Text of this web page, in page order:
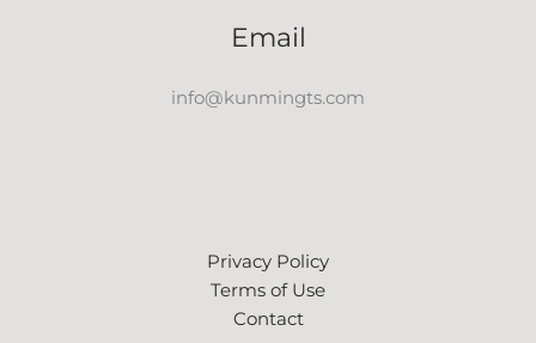
Email
info@kunmingts.com
Privacy Policy
Terms of Use
Contact